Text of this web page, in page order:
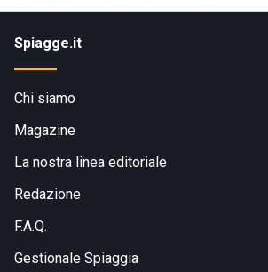
Spiagge.it
Chi siamo
Magazine
La nostra linea editoriale
Redazione
F.A.Q.
Gestionale Spiaggia